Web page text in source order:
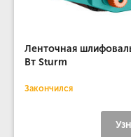
Ленточная
Вт Sturm
Закончился